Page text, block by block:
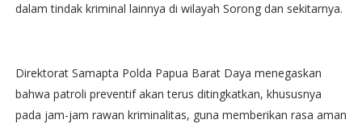
dalam tindak kriminal lainnya di wilayah Sorong dan sekitarnya.
Direktorat Samapta Polda Papua Barat Daya menegaskan
bahwa patroli preventif akan terus ditingkatkan, khususnya
pada jam-jam rawan kriminalitas, guna memberikan rasa aman